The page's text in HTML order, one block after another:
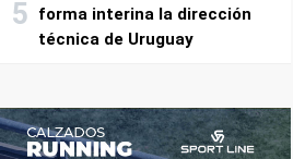
forma interina la dirección
técnica de Uruguay